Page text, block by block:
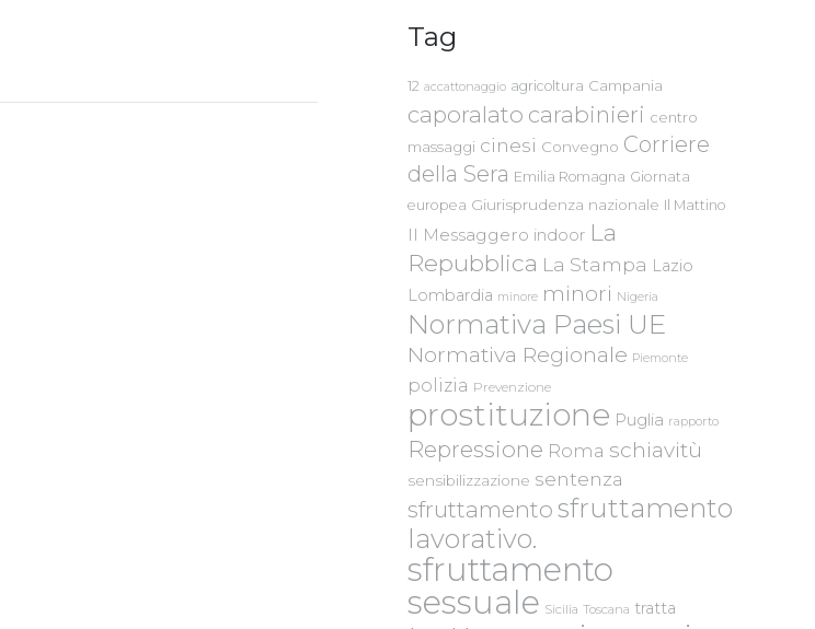
Tag
12 accattonaggio agricoltura Campania
caporalato carabinieri centro
massaggi cinesi Convegno Corriere
della Sera Emilia Romagna Giornata
europea Giurisprudenza nazionale Il Mattino
Il Messaggero indoor La
Repubblica La Stampa Lazio
Lombardia minore minori Nigeria
Normativa Paesi UE
Normativa Regionale Piemonte
polizia Prevenzione
prostituzione Puglia rapporto
Repressione Roma schiavitù
sensibilizzazione sentenza
sfruttamento sfruttamento
lavorativo.
sfruttamento
sessuale Sicilia Toscana tratta